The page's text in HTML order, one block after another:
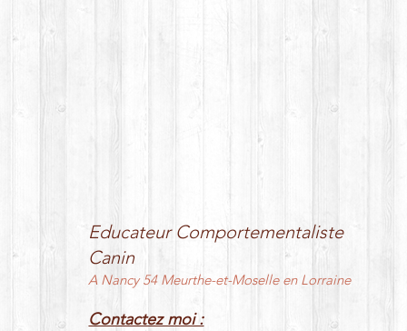
Educateur Comportementaliste
Canin
A Nancy 54 Meurthe-et-Moselle en Lorraine
Contactez moi :